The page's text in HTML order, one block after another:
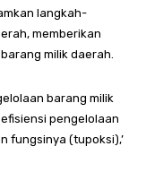
langkah-
memberikan
milik daerah.
barang milik
pengelolaan
fungsinya (tupoksi),’